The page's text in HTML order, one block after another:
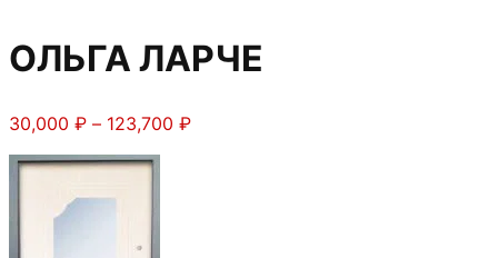
ОЛЬГА ЛАРЧЕ
30,000 ₽ – 123,700 ₽Диапазон